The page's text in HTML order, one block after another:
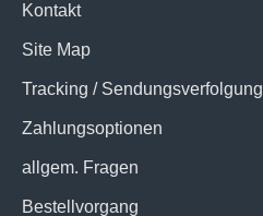
Kontakt
Site Map
Tracking / Sendungsverfolgung
Zahlungsoptionen
allgem. Fragen
Bestellvorgang